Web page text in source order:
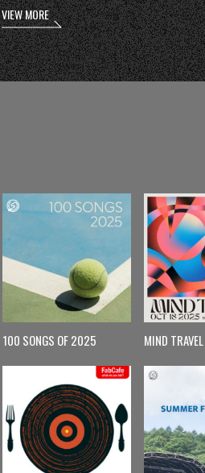
VIEW MORE
100 SONGS OF 2025 MIND TRAVEL